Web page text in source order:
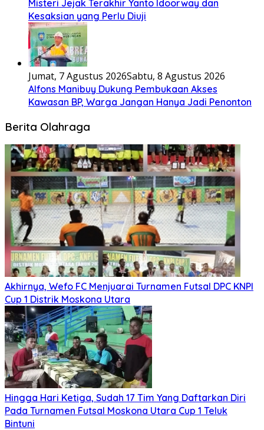
Misteri Jejak Terakhir Yanto Idoorway dan
Kesaksian yang Perlu Diuji
Jumat, 7 Agustus 2026Sabtu, 8 Agustus 2026
Alfons Manibuy Dukung Pembukaan Akses
Kawasan BP, Warga Jangan Hanya Jadi Penonton
Berita Olahraga
Akhirnya, Wefo FC Menjuarai Turnamen Futsal DPC KNPI
Cup 1 Distrik Moskona Utara
Hingga Hari Ketiga, Sudah 17 Tim Yang Daftarkan Diri
Pada Turnamen Futsal Moskona Utara Cup 1 Teluk
Bintuni